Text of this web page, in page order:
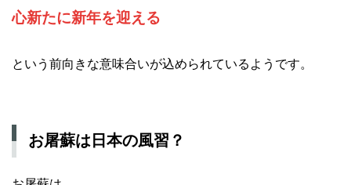
心新たに新年を迎える
という前向きな意味合いが込められているようです。
お屠蘇は日本の風習？